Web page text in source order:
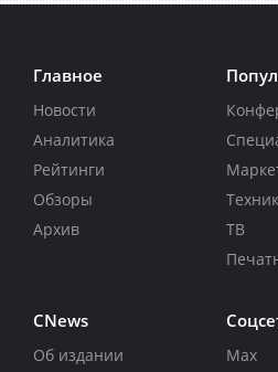
Главное
Новости
Аналитика
Рейтинги
Обзоры
Архив
ТВ
CNews
Об издании
Max